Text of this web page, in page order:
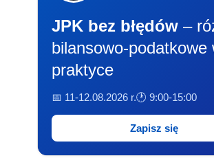
JPK bez błędów –
bilansowo-podatkowe
praktyce
📅 11-12.08.2026 r.🕐 9:00-15:00
Zapisz się